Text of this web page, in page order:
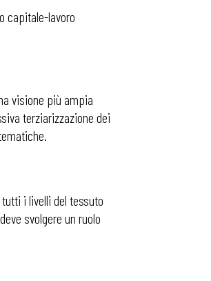
capitale-lavoro
visione più ampia
terziarizzazione dei
i livelli del tessuto
svolgere un ruolo